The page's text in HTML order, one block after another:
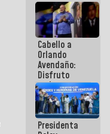
Cabello a
Orlando
Avendaño:
Disfruto
cada vez
que escribes
porque lo
que haces
es
Presidenta